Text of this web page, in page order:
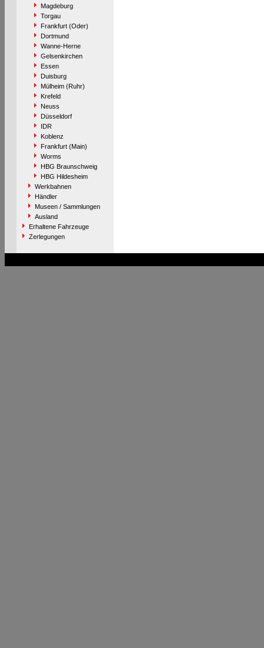
Magdeburg
Torgau
Frankfurt (Oder)
Dortmund
Wanne-Herne
Gelsenkirchen
Essen
Duisburg
Mülheim (Ruhr)
Krefeld
Neuss
Düsseldorf
IDR
Koblenz
Frankfurt (Main)
Worms
HBG Braunschweig
HBG Hildesheim
Werkbahnen
Händler
Museen / Sammlungen
Ausland
Erhaltene Fahrzeuge
Zerlegungen